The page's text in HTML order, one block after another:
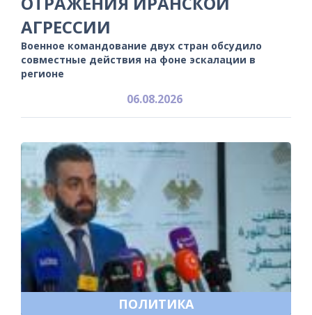
АГРЕССИИ
Военное командование двух стран обсудило
совместные действия на фоне эскалации в
регионе
06.08.2026
ПОЛИТИКА